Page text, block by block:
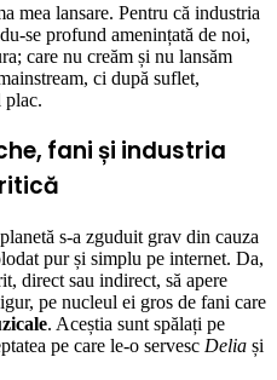
mea lansare. Pentru că industria
se profund amenințată de noi,
care nu creăm și nu lansăm
ci după suflet,
plac.
fani și industria
s-a zguduit grav din cauza
pur și simplu pe internet. Da,
direct sau indirect, să apere
pe nucleul ei gros de fani care
. Aceștia sunt spălați pe
pe care le-o servesc Delia și